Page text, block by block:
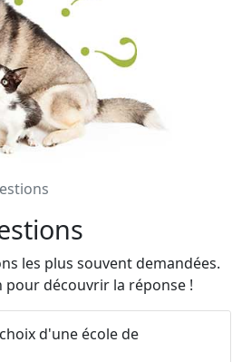
les plus souvent demandées.
pour découvrir la réponse !
d'une école de